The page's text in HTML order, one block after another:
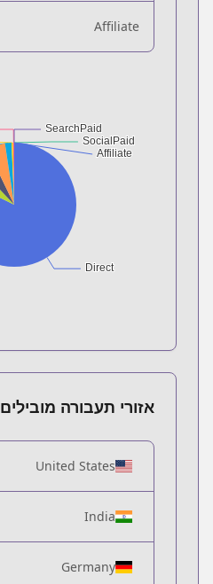
Affiliate
אזורי תעבורה מובילים
United States
India
Germany